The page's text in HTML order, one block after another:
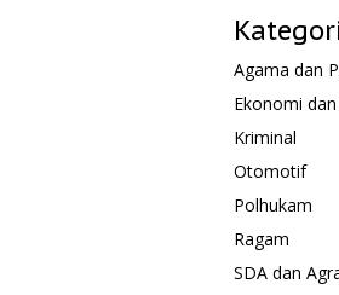
Agama dan
Ekonomi
Kriminal
Otomotif
Polhukam
Ragam
SDA dan